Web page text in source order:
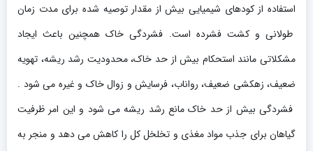
استفاده از کودهای شیمیایی بیش از مقدار توصیه شده برای مدت زمان
طولانی و کشت فشرده است. فشردگی خاک همچنین باعث ایجاد
مشکلاتی مانند استحکام بیش از حد خاک، محدودیت رشد ریشه، تهویه
ضعیف، زهکشی ضعیف، رواناب، فرسایش و زوال خاک و غیره می شود .
فشردگی بیش از حد خاک مانع رشد ریشه می شود و این امر ظرفیت
گیاهان برای جذب مواد مغذی و تخلخل کل را کاهش می دهد و منجر به